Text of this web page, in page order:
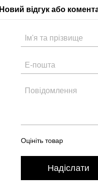
Новий відгук або
Оцініть товар
Надіслати